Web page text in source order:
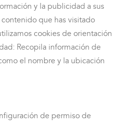
y la publicidad a sus
que has visitado
cookies de orientación
Recopila información de
el nombre y la ubicación
de permiso de